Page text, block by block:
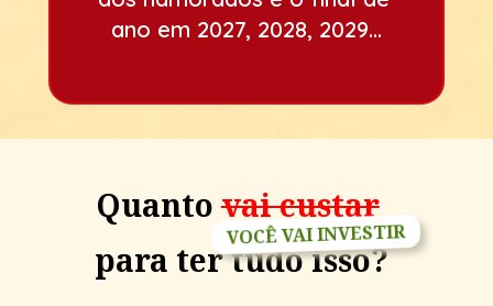
ano em 2027, 2028, 2029…
Quanto vai custar
para ter tudo isso?
VOCÊ VAI INVESTIR